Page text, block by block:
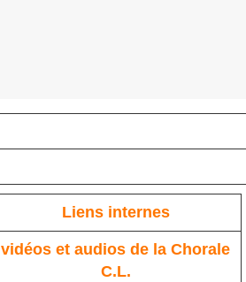
Liens internes
vidéos et audios de la Chorale
C.L.